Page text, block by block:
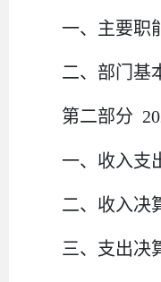
一、主要职
二、部门基
第二部分
一、收入支
二、收入决
三、支出决